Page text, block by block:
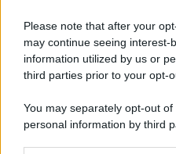
Please note that after your
may continue seeing
information utilized by us or
third parties prior to your opt-
You may separately opt-out
personal information by third